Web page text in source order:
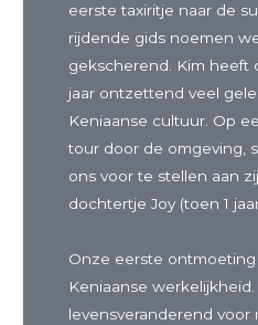
eerste taxiritje naar de
rijdende gids noemen
gekscherend. Kim heeft
jaar ontzettend veel
Keniaanse cultuur. Op
tour door de omgeving,
ons voor te stellen aan
dochtertje Joy (toen 1
Onze eerste
Keniaanse
levensveranderend voor